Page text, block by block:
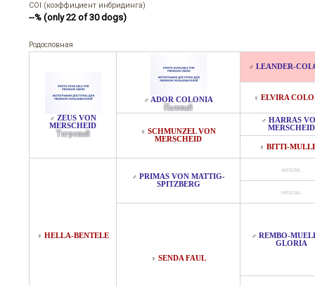
COI (коэффициент инбридинга)
--% (only 22 of 30 dogs)
Родословная
♂ ZEUS VON
MERSCHEID
Тигровый
♂ ADOR COLONIA
Палевый
♂ LEANDER-
♀ ELVIRA
♀ SCHMUNZEL VON
MERSCHEID
♂ HARRAS
MERSCHEID
♀ BITTI-
♀ HELLA-BENTELE
♂ PRIMAS VON MATTIG-
SPITZBERG
неизв.
неизв.
♀ SENDA FAUL
♂ REMBO-
GLORIA